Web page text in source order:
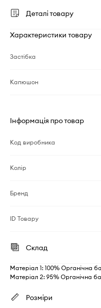
Деталі товару
Характеристики товару
Застібка
Капюшон
Інформація про товар
Код виробника
Колір
Бренд
ID Товару
Склад
Матеріал 1: 100% Органічна
Матеріал 2: 95% Органічна
Розміри